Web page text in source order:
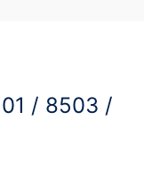
/ 8503 /